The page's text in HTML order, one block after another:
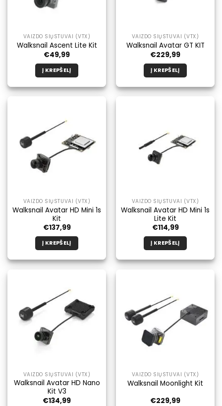
VAIZDO SIŲSTUVAI (VTX)
Walksnail Ascent Lite Kit
€49,99
Į KREPŠELĮ
VAIZDO SIŲSTUVAI (VTX)
Walksnail Avatar GT KIT
€229,99
Į KREPŠELĮ
VAIZDO SIŲSTUVAI (VTX)
Walksnail Avatar HD Mini 1s
Kit
€137,99
Į KREPŠELĮ
VAIZDO SIŲSTUVAI (VTX)
Walksnail Avatar HD Mini 1s
Lite Kit
€114,99
Į KREPŠELĮ
VAIZDO SIŲSTUVAI (VTX)
Walksnail Avatar HD Nano
Kit V3
€134,99
VAIZDO SIŲSTUVAI (VTX)
Walksnail Moonlight Kit
€229,99